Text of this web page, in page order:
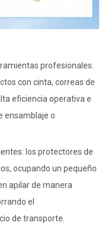
profesionales.
con cinta, correas de
eficiencia operativa e
ensamblaje o
los protectores de
ocupando un pequeño
apilar de manera
el
de transporte.